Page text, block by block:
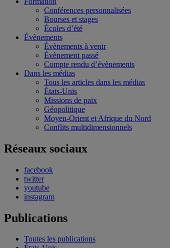
Conférences personnalisées
Bourses et stages
Écoles d’été
Évènements
Évènements à venir
Évènement passé
Compte rendu d’évènements
Dans les médias
Tous les articles dans les médias
États-Unis
Missions de paix
Géopolitique
Moyen-Orient et Afrique du Nord
Conflits multidimensionnels
Réseaux sociaux
facebook
twitter
youtube
instagram
Publications
Toutes les publications